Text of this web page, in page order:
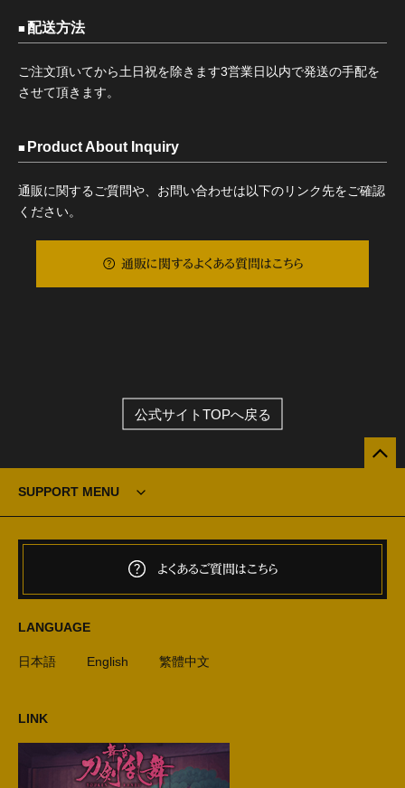
配送方法
ご注文頂いてから土日祝を除きます3営業日以内で発送の手配を
させて頂きます。
Product About Inquiry
通販に関するご質問や、お問い合わせは以下のリンク先をご確認
ください。
通販に関するよくある質問はこちら
公式サイトTOPへ戻る
SUPPORT MENU
よくあるご質問はこちら
LANGUAGE
日本語 English 繁體中文
LINK